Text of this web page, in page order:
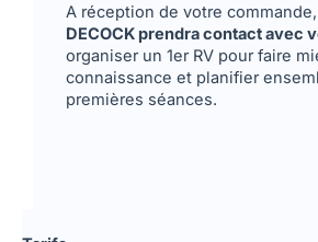
A réception de votre commande,
DECOCK prendra contact avec
organiser un 1er RV pour faire
connaissance et planifier
premières séances.